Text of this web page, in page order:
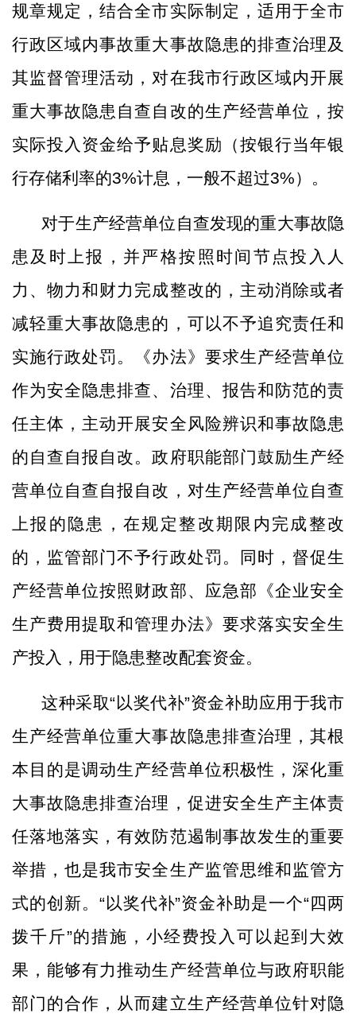
规章规定，结合全市实际制定，适用于全市
行政区域内事故重大事故隐患的排查治理及
其监督管理活动，对在我市行政区域内开展
重大事故隐患自查自改的生产经营单位，按
实际投入资金给予贴息奖励（按银行当年银
行存储利率的3%计息，一般不超过3%）。
对于生产经营单位自查发现的重大事故隐
患及时上报，并严格按照时间节点投入人
力、物力和财力完成整改的，主动消除或者
减轻重大事故隐患的，可以不予追究责任和
实施行政处罚。《办法》要求生产经营单位
作为安全隐患排查、治理、报告和防范的责
任主体，主动开展安全风险辨识和事故隐患
的自查自报自改。政府职能部门鼓励生产经
营单位自查自报自改，对生产经营单位自查
上报的隐患，在规定整改期限内完成整改
的，监管部门不予行政处罚。同时，督促生
产经营单位按照财政部、应急部《企业安全
生产费用提取和管理办法》要求落实安全生
产投入，用于隐患整改配套资金。
这种采取“以奖代补”资金补助应用于我市
生产经营单位重大事故隐患排查治理，其根
本目的是调动生产经营单位积极性，深化重
大事故隐患排查治理，促进安全生产主体责
任落地落实，有效防范遏制事故发生的重要
举措，也是我市安全生产监管思维和监管方
式的创新。“以奖代补”资金补助是一个“四两
拨千斤”的措施，小经费投入可以起到大效
果，能够有力推动生产经营单位与政府职能
部门的合作，从而建立生产经营单位针对隐